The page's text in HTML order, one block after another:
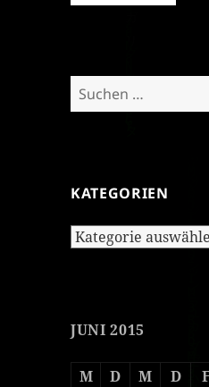
Suchen
nach:
KATEGORIEN
Kategorien
JUNI 2015
M D M D